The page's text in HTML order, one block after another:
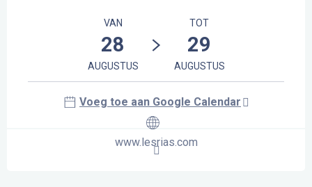
VAN
28
AUGUSTUS
TOT
29
AUGUSTUS
Voeg toe aan Google Calendar
www.lesrias.com